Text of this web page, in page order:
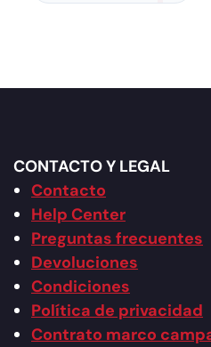
CONTACTO Y LEGAL
Contacto
Help Center
Preguntas frecuentes
Devoluciones
Condiciones
Política de privacidad
Contrato marco